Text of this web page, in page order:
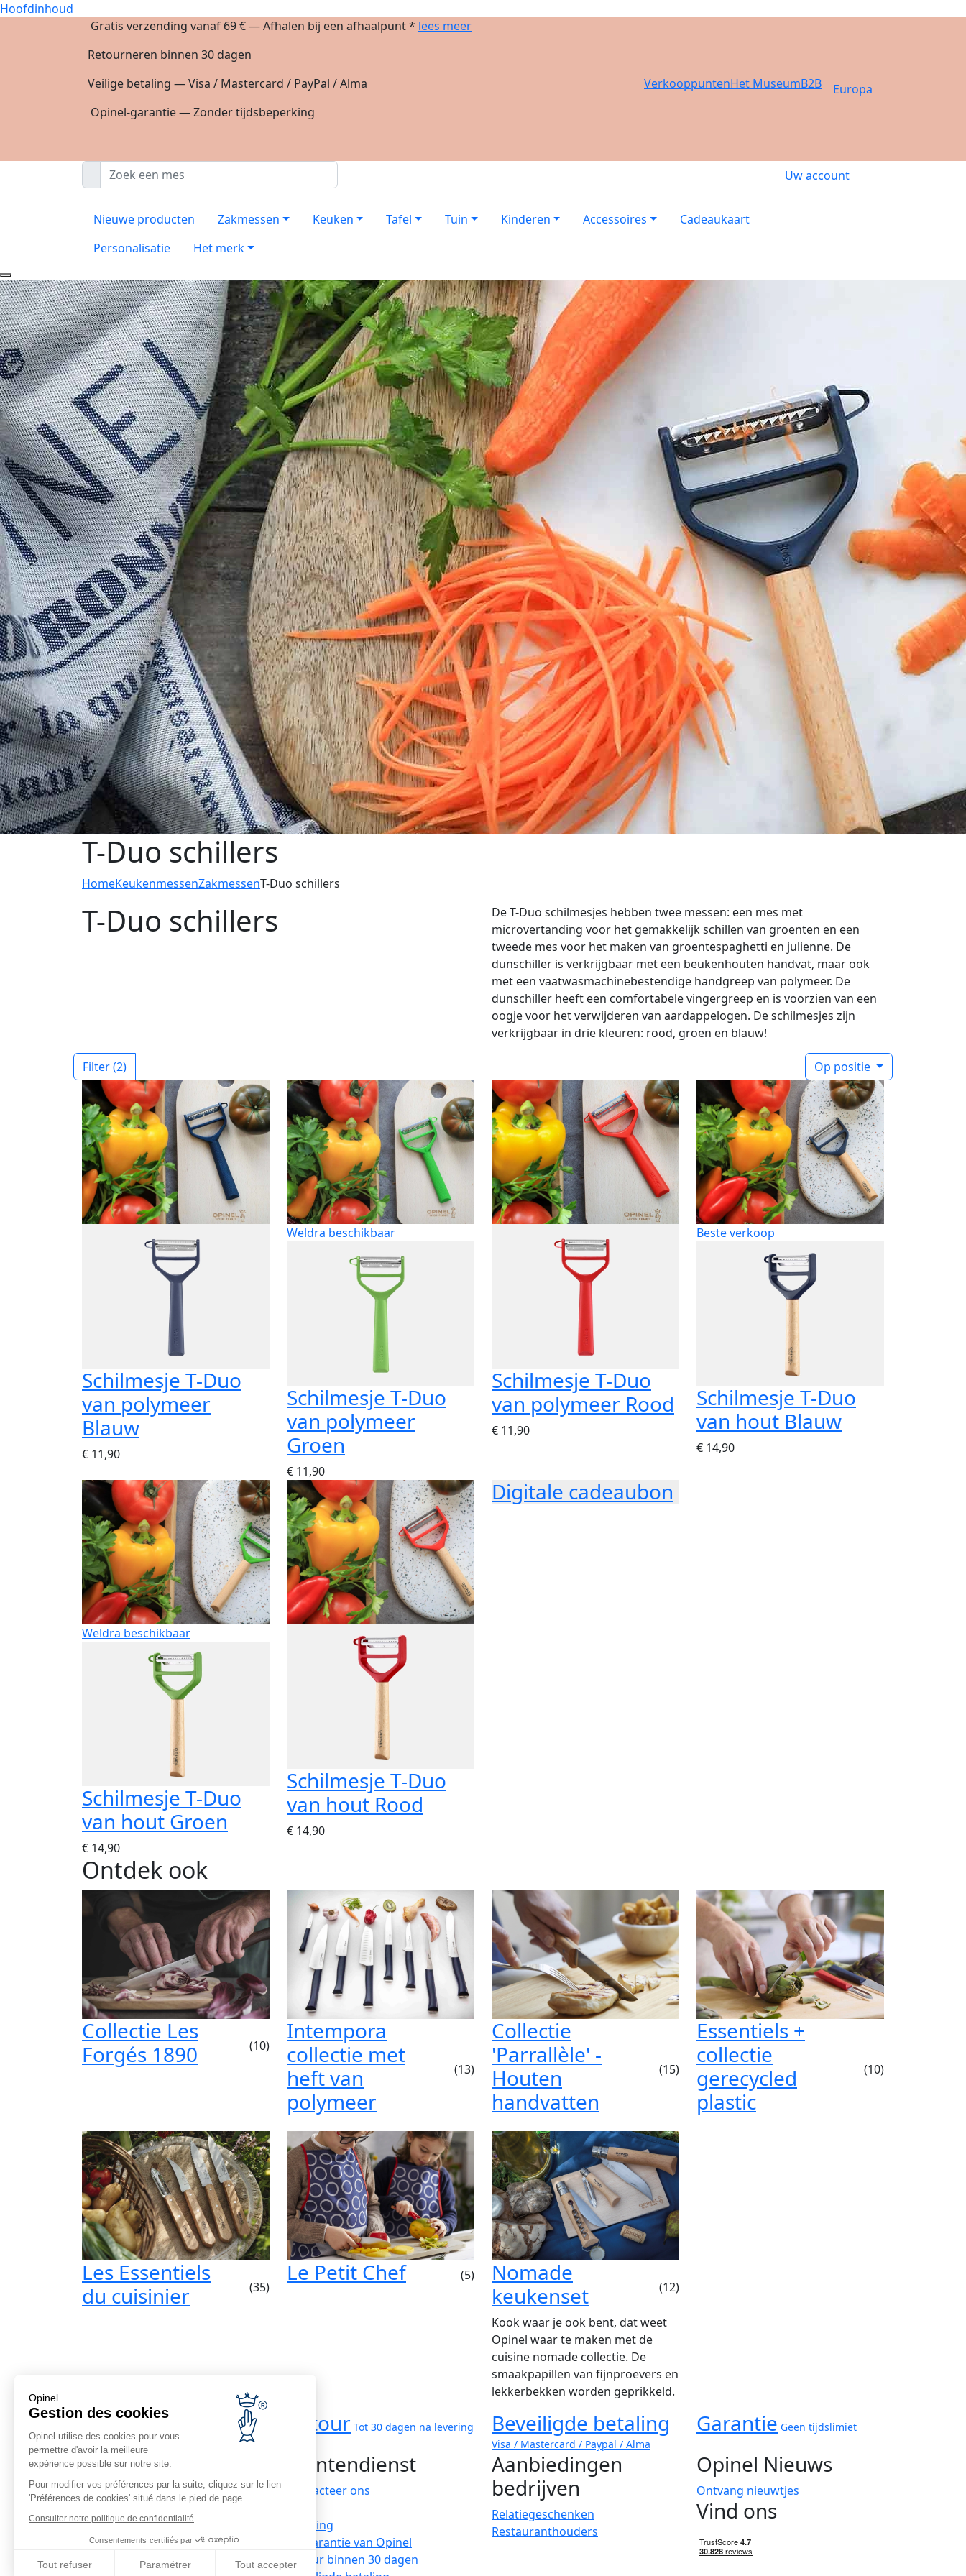
Opinel
Gestion des cookies
Opinel utilise des cookies pour vous
permettre d'avoir la meilleure
expérience possible sur notre site.
Pour modifier vos préférences par la suite, cliquez sur le lien
'Préférences de cookies' situé dans le pied de page.
Consulter notre politique de confidentialité
Consentements certifiés par
Tout refuser Paramétrer Tout accepter
Hoofdinhoud
Gratis verzending vanaf 69 € — Afhalen bij een afhaalpunt * lees meer
Retourneren binnen 30 dagen
Veilige betaling — Visa / Mastercard / PayPal / Alma
Opinel-garantie — Zonder tijdsbeperking
VerkooppuntenHet MuseumB2B Europa
Uw account
Nieuwe producten Zakmessen Keuken Tafel Tuin Kinderen Accessoires
Cadeaukaart
Personalisatie
Het merk
T-Duo schillers
HomeKeukenmessenZakmessenT-Duo schillers
T-Duo schillers
De T-Duo schilmesjes hebben twee messen: een mes met
microvertanding voor het gemakkelijk schillen van groenten en een
tweede mes voor het maken van groentespaghetti en julienne. De
dunschiller is verkrijgbaar met een beukenhouten handvat, maar ook
met een vaatwasmachinebestendige handgreep van polymeer. De
dunschiller heeft een comfortabele vingergreep en is voorzien van een
oogje voor het verwijderen van aardappelogen. De schilmesjes zijn
verkrijgbaar in drie kleuren: rood, groen en blauw!
Filter(2) Op positie
Schilmesje T-Duo
van polymeer
Blauw
€ 11,90
Weldra beschikbaar
Schilmesje T-Duo
van polymeer
Groen
€ 11,90
Schilmesje T-Duo
van polymeer Rood
€ 11,90
Beste verkoop
Schilmesje T-Duo
van hout Blauw
€ 14,90
Weldra beschikbaar
Schilmesje T-Duo
van hout Groen
€ 14,90
Schilmesje T-Duo
van hout Rood
€ 14,90
Digitale cadeaubon
Ontdek ook
Collectie Les
Forgés 1890
(10)
Intempora
collectie met
heft van
polymeer
(13)
Collectie
'Parrallèle' -
Houten
handvatten
(15)
Essentiels +
collectie
gerecycled
plastic
(10)
Les Essentiels
du cuisinier
(35)
Le Petit Chef (5)
Nomade
keukenset
(12)
Kook waar je ook bent, dat weet
Opinel waar te maken met de
cuisine nomade collectie. De
smaakpapillen van fijnproevers en
lekkerbekken worden geprikkeld.
Voordelige levering
Gratis bij aankopen vanaf €69
Retour Tot 30 dagen na levering Beveiligde betaling
Visa / Mastercard / Paypal / Alma
Garantie Geen tijdslimiet
Recrutement
Onze distributeurs in het
buitenland
Klantendienst
Contacteer ons
Levering
De garantie van Opinel
Retour binnen 30 dagen
Aanbiedingen
bedrijven
Relatiegeschenken
Restauranthouders
Opinel Nieuws
Ontvang nieuwtjes
Vind ons